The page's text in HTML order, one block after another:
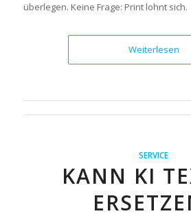
überlegen. Keine Frage: Print lohnt sich.
Weiterlesen
SERVICE
KANN KI